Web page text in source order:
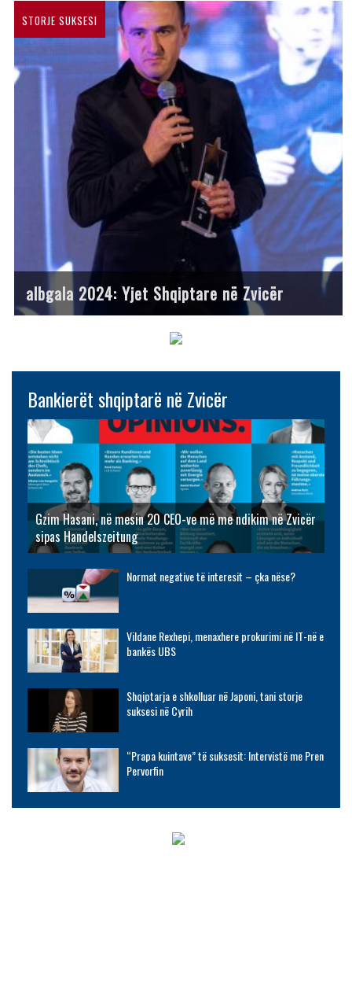
STORJE SUKSESI
albgala 2024: Yjet Shqiptare në Zvicër
Bankierët shqiptarë në Zvicër
Gzim Hasani, në mesin 20 CEO-ve më me ndikim në Zvicër
sipas Handelszeitung
Normat negative të interesit – çka nëse?
Vildane Rexhepi, menaxhere prokurimi në IT-në e
bankës UBS
Shqiptarja e shkolluar në Japoni, tani storje
suksesi në Cyrih
“Prapa kuintave” të suksesit: Intervistë me Pren
Pervorfin